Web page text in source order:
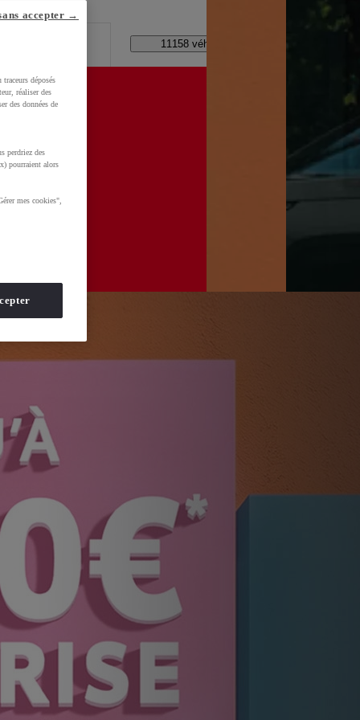
?
11158 véhicules disponibles
déposés
réaliser des
des données de
perdriez des
pourraient alors
mes cookies",
accepter →